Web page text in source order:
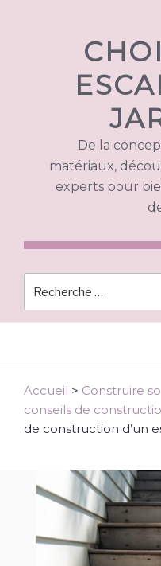
De la
matériaux,
experts pour
Accueil > Construire
conseils de
de construction d’un